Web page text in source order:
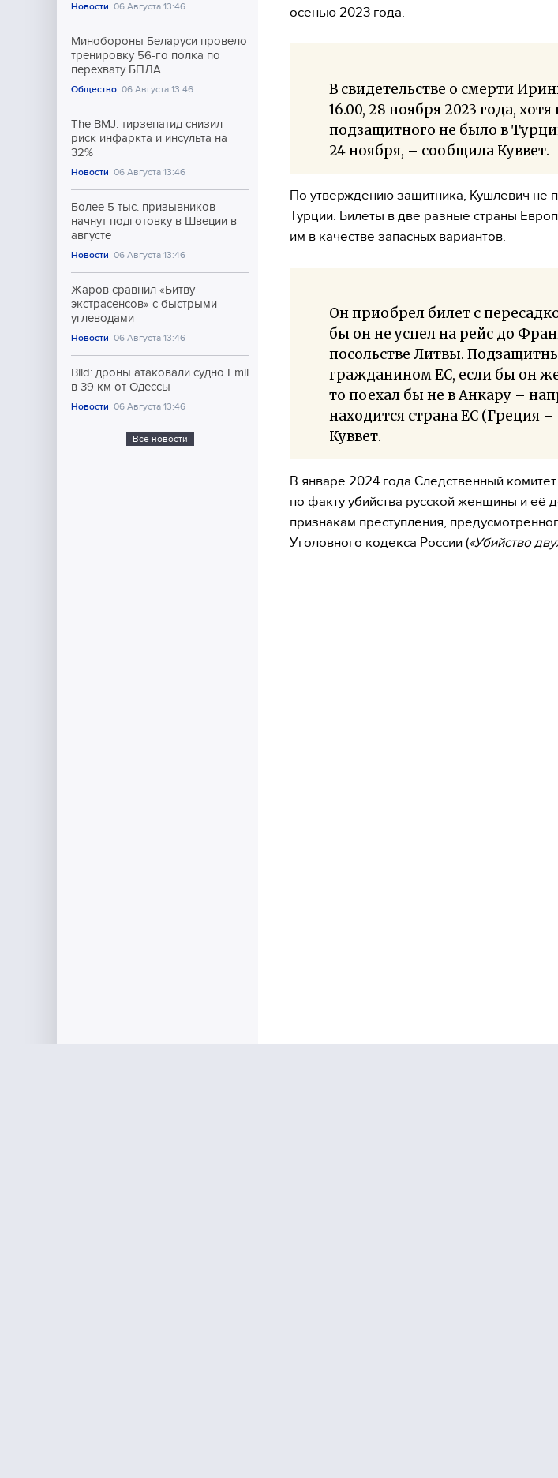
Новости 06 Августа 13:46
Минобороны Беларуси провело
тренировку 56-го полка по
перехвату БПЛА
Общество 06 Августа 13:46
The BMJ: тирзепатид снизил
риск инфаркта и инсульта на
32%
Новости 06 Августа 13:46
Более 5 тыс. призывников
начнут подготовку в Швеции в
августе
Новости 06 Августа 13:46
Жаров сравнил «Битву
экстрасенсов» с быстрыми
углеводами
Новости 06 Августа 13:46
Bild: дроны атаковали судно Emil
в 39 км от Одессы
Новости 06 Августа 13:46
Все новости
осенью 2023 года.
В свидетельстве о смерти
16.00, 28 ноября 2023 года,
подзащитного не было в
24 ноября, – сообщила Куввет.
По утверждению защитника, Кушлевич не
Турции. Билеты в две разные страны
им в качестве запасных вариантов.
Он приобрел билет с
бы он не успел на рейс до
посольстве Литвы.
гражданином ЕС, если бы он
то поехал бы не в Анкару –
находится страна ЕС (Греция
Куввет.
В январе 2024 года Следственный
по факту убийства русской женщины и её
признакам преступления,
Уголовного кодекса России («Убийство